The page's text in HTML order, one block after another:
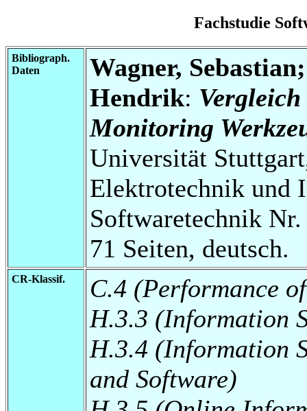
Fachstudie
Bibliograph.
Daten
Wagner,
Hendrik:
Monitoring
Universität
Elektrotechnik und
Softwaretechnik
71 Seiten, deutsch.
CR-Klassif.
C.4 (Performance
H.3.3 (Information
H.3.4 (Information
and Software)